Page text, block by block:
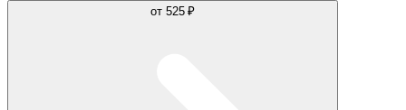
от 525 ₽